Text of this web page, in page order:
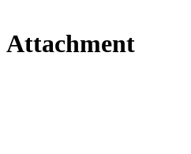
Attachment